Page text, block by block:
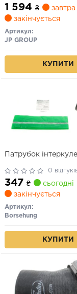
1 594 ₴
завтра
закінчується
Артикул:
JP GROUP
КУПИТИ
Патрубок
0
347 ₴
сьогодні
закінчується
Артикул:
Borsehung
КУПИТИ